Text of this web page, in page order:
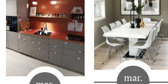
mar.